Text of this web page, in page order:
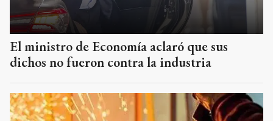
El ministro de Economía aclaró que sus
dichos no fueron contra la industria